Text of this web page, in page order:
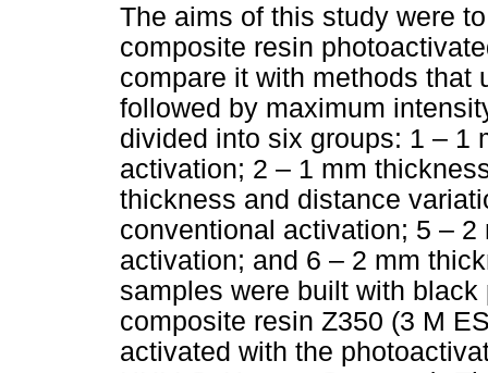
The aims of this study were
composite resin
compare it with methods that
followed by maximum
divided into six groups: 1 – 1
activation; 2 – 1 mm
thickness and distance
conventional activation; 5 –
activation; and 6 – 2 mm
samples were built with
composite resin Z350 (3 M
activated with the